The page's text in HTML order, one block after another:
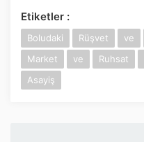
Etiketler :
Boludaki Rüşvet ve
Market
ve Ruhsat
Asayiş